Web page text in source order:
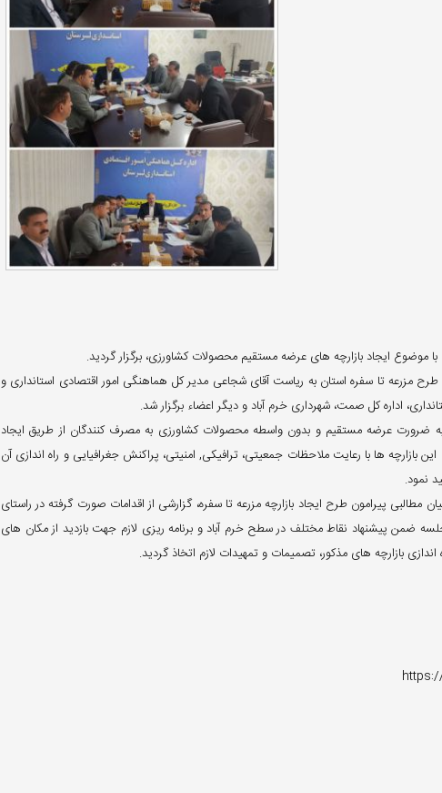
موضوع ایجاد بازارچه های عرضه مستقیم محصولات کشاورزی، برگزار گردید.
ماه سال ۱۴۰۳ جلسه کارگروه طرح مزرعه تا سفره استان به ریاست آقای شجاعی مدیر کل هماهنگی امور اقتصادی استانداری و
اداره کل صمت، شهرداری خرم آباد و دیگر اعضاء برگزار شد.
ضرورت عرضه مستقیم و بدون واسطه محصولات کشاورزی به مصرف کنندگان از طریق ایجاد
بازارچه ها با رعایت ملاحظات جمعیتی، ترافیکی, امنیتی، پراکنش جغرافیایی و راه اندازی آن
پیرامون طرح ایجاد بازارچه مزرعه تا سفره، گزارشی از اقدامات صورت گرفته در راستای
ضمن پیشنهاد نقاط مختلف در سطح خرم آباد و برنامه ریزی لازم جهت بازدید از مکان های
بازارچه های مذکور، تصمیمات و تمهیدات لازم اتخاذ گردید.